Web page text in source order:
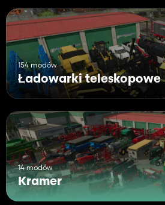
154 modów
Ładowarki teleskopowe
14 modów
Kramer